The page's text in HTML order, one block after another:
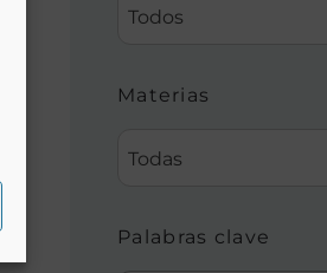
Todos
Materias
Todas
Palabras clave